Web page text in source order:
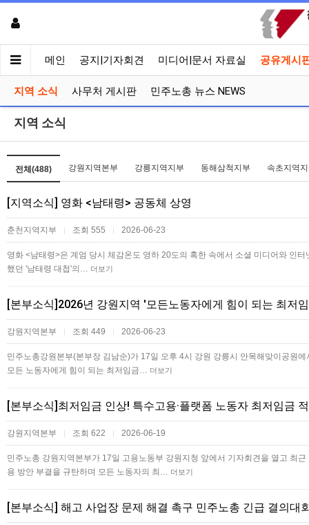
메인 공지|기자회견 미디어|문서 자료실 공유게시
지역 소식 사무처 게시판 민주노총 뉴스 NEWS
지역 소식
전체(488) 강원지역본부 강릉지역지부 동해삼척지부 속초지역
[지역소식] 영화 <남태령> 공동체 상영
춘천지역지부 | 조회 555 | 2026-06-23
영화 <남태령>은 계엄 당시 체감온도 영하 20도의 혹한 속에서 소셜 미디어와 인
했던 '남태령 대첩'의… 더보기
[본부소식]2026년 강원지역 '모든노동자에게 힘이 되는 최저
강원지역본부 | 조회 449 | 2026-06-23
민주노총강원본부(본부장 김남순)가 17일 오후 4시 강원 강릉시 안목해맞이공원
모든 노동자에게 힘이 되는 최저임금… 더보기
[본부소식]최저임금 인상! 특수고용·플랫폼 노동자 최저임금
강원지역본부 | 조회 622 | 2026-06-19
민주노총 강원지역본부가 17일 고용노동부 강원지청 앞에서 기자회견을 열고 최
용 방안 부결을 규탄하며 모든 노동자의 최… 더보기
[본부소식] 해고 사업장 문제 해결 촉구 민주노총 긴급 결의대